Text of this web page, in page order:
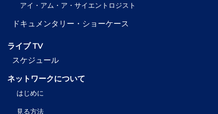
アイ・アム・ア・サイエントロジスト
ドキュメンタリー・ショーケース
ライブ TV
スケジュール
ネットワークについて
はじめに
見る方法